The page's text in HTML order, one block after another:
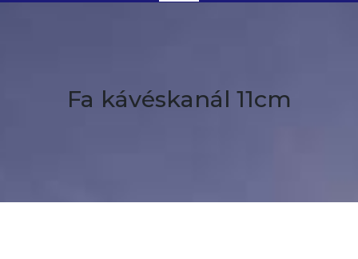
Button
Fa kávéskanál 11cm